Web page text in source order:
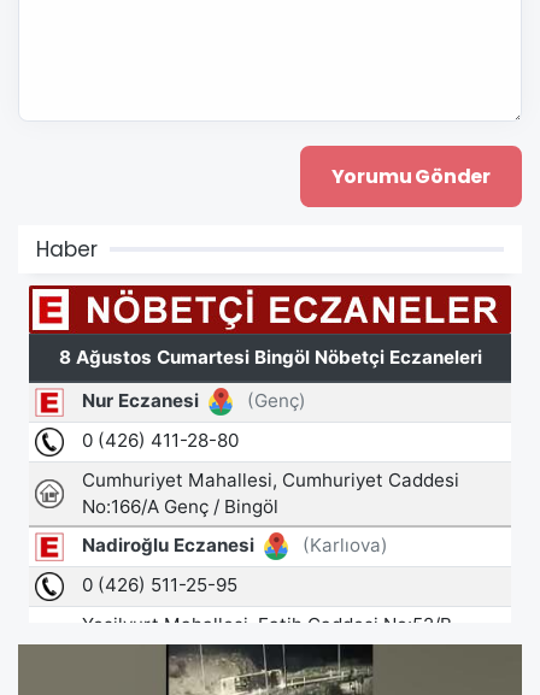
Haber